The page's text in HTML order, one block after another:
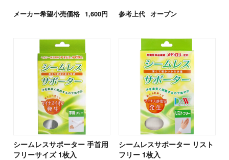
メーカー希望小売価格 1,600円 参考上代 オープン
シームレスサポーター 手首用
フリーサイズ 1枚入
シームレスサポーター リスト
フリー 1枚入